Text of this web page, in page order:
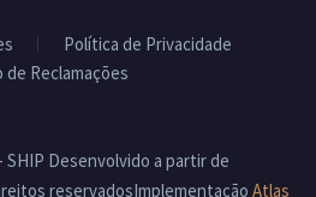
Política de Privacidade
de Reclamações
Desenvolvido a partir de
reservadosImplementação Atlas